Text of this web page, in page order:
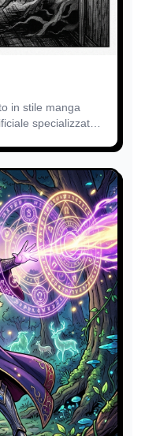
in stile manga
specializzata
idee horror
di disegno!